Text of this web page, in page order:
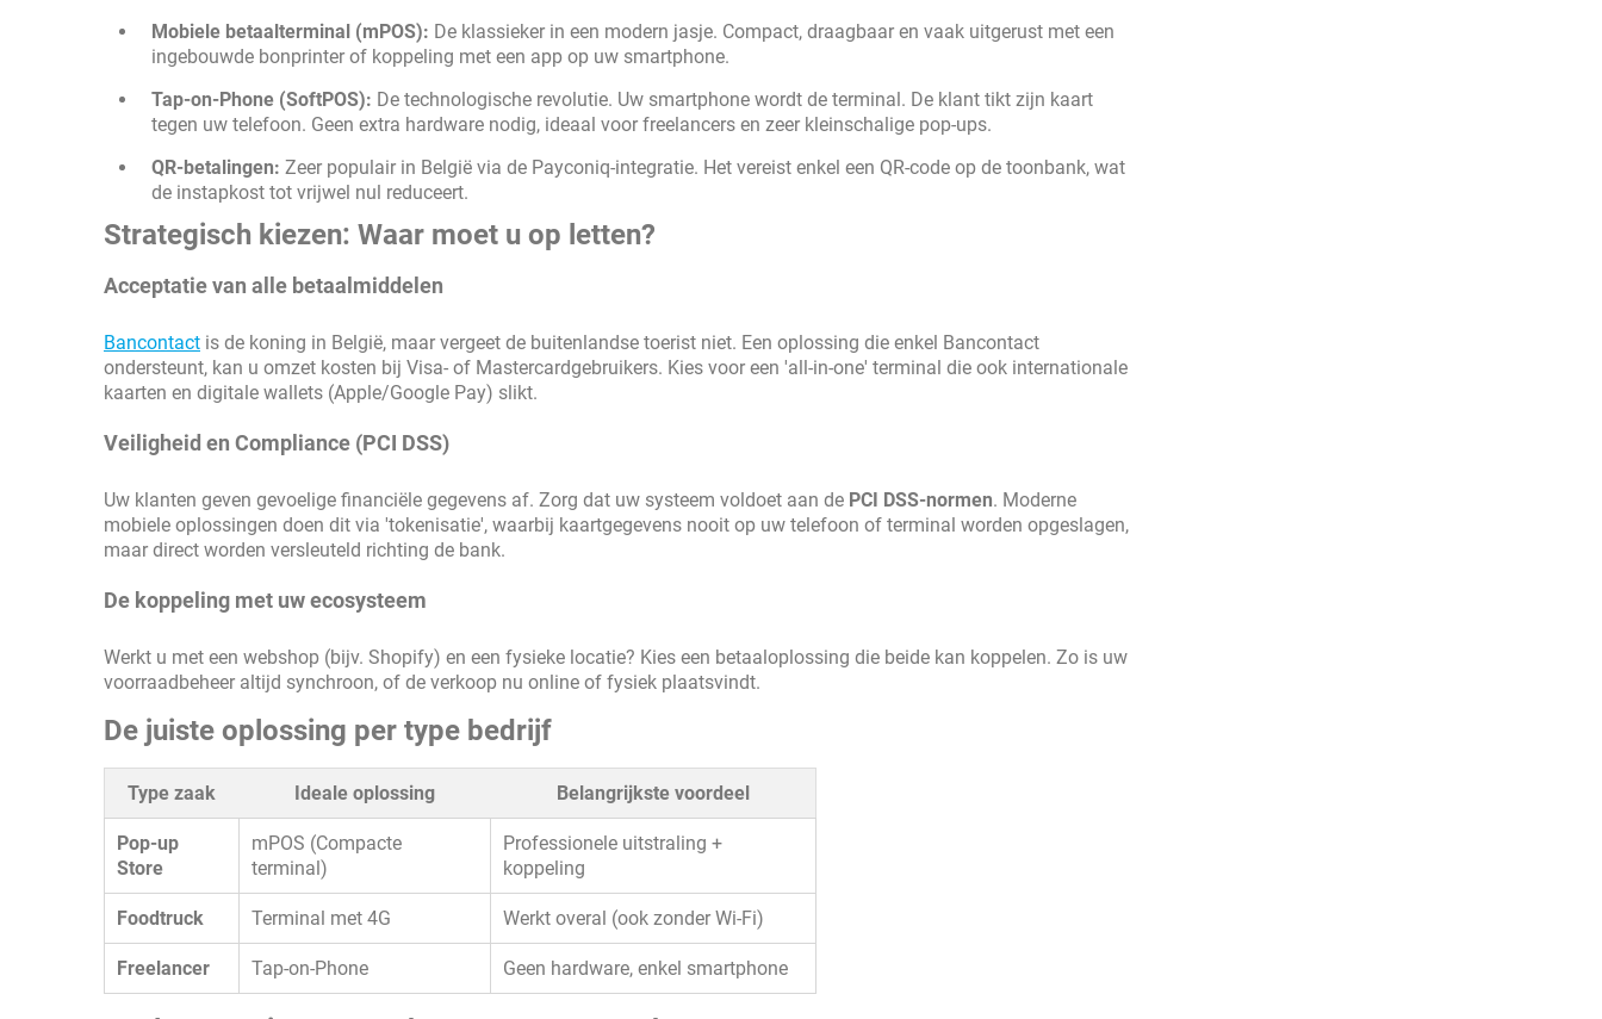
Mobiele betaalterminal (mPOS): De klassieker in een modern jasje. Compact, draagbaar en vaak uitgerust met een
ingebouwde bonprinter of koppeling met een app op uw smartphone.
Tap-on-Phone (SoftPOS): De technologische revolutie. Uw smartphone wordt de terminal. De klant tikt zijn kaart
tegen uw telefoon. Geen extra hardware nodig, ideaal voor freelancers en zeer kleinschalige pop-ups.
QR-betalingen: Zeer populair in België via de Payconiq-integratie. Het vereist enkel een QR-code op de toonbank, wat
de instapkost tot vrijwel nul reduceert.
Strategisch kiezen: Waar moet u op letten?
Acceptatie van alle betaalmiddelen
Bancontact is de koning in België, maar vergeet de buitenlandse toerist niet. Een oplossing die enkel Bancontact
ondersteunt, kan u omzet kosten bij Visa- of Mastercardgebruikers. Kies voor een 'all-in-one' terminal die ook internationale
kaarten en digitale wallets (Apple/Google Pay) slikt.
Veiligheid en Compliance (PCI DSS)
Uw klanten geven gevoelige financiële gegevens af. Zorg dat uw systeem voldoet aan de PCI DSS-normen. Moderne
mobiele oplossingen doen dit via 'tokenisatie', waarbij kaartgegevens nooit op uw telefoon of terminal worden opgeslagen,
maar direct worden versleuteld richting de bank.
De koppeling met uw ecosysteem
Werkt u met een webshop (bijv. Shopify) en een fysieke locatie? Kies een betaaloplossing die beide kan koppelen. Zo is uw
voorraadbeheer altijd synchroon, of de verkoop nu online of fysiek plaatsvindt.
De juiste oplossing per type bedrijf
Type zaak Ideale oplossing Belangrijkste voordeel
Pop-up
Store
mPOS (Compacte
terminal)
Professionele uitstraling +
koppeling
Foodtruck Terminal met 4G Werkt overal (ook zonder Wi-Fi)
Freelancer Tap-on-Phone Geen hardware, enkel smartphone